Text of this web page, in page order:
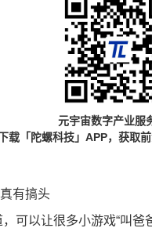
元宇宙数字产业服
载「陀螺科技」APP，获取
有搞头
可以让很多小游戏“叫爸